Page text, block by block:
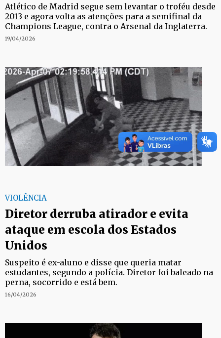
Atlético de Madrid segue sem levantar o troféu desde
2013 e agora volta as atenções para a semifinal da
Champions League, contra o Arsenal da Inglaterra.
19/04/2026
VIOLÊNCIA
Diretor derruba atirador e evita
ataque em escola dos Estados
Unidos
Suspeito é ex-aluno e disse que queria matar
estudantes, segundo a polícia. Diretor foi baleado na
perna, socorrido e está bem.
16/04/2026